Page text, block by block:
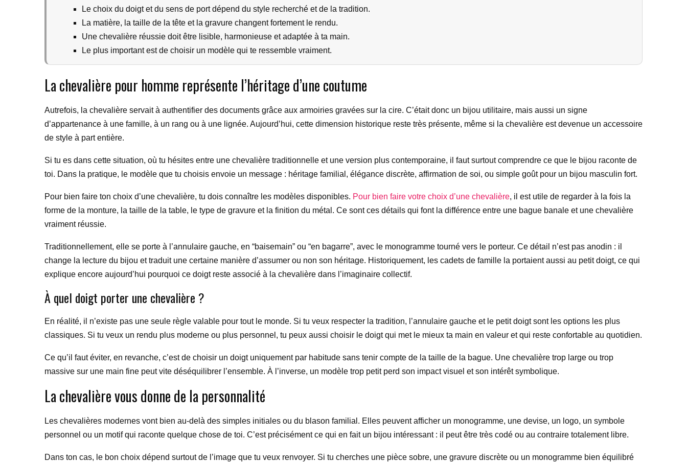
Le choix du doigt et du sens de port dépend du style recherché et de la tradition.
La matière, la taille de la tête et la gravure changent fortement le rendu.
Une chevalière réussie doit être lisible, harmonieuse et adaptée à ta main.
Le plus important est de choisir un modèle qui te ressemble vraiment.
La chevalière pour homme représente l’héritage d’une coutume
Autrefois, la chevalière servait à authentifier des documents grâce aux armoiries gravées sur la cire. C’était donc un bijou utilitaire, mais aussi un signe
d’appartenance à une famille, à un rang ou à une lignée. Aujourd’hui, cette dimension historique reste très présente, même si la chevalière est devenue un accessoire
de style à part entière.
Si tu es dans cette situation, où tu hésites entre une chevalière traditionnelle et une version plus contemporaine, il faut surtout comprendre ce que le bijou raconte de
toi. Dans la pratique, le modèle que tu choisis envoie un message : héritage familial, élégance discrète, affirmation de soi, ou simple goût pour un bijou masculin fort.
Pour bien faire ton choix d’une chevalière, tu dois connaître les modèles disponibles. Pour bien faire votre choix d’une chevalière, il est utile de regarder à la fois la
forme de la monture, la taille de la table, le type de gravure et la finition du métal. Ce sont ces détails qui font la différence entre une bague banale et une chevalière
vraiment réussie.
Traditionnellement, elle se porte à l’annulaire gauche, en “baisemain” ou “en bagarre”, avec le monogramme tourné vers le porteur. Ce détail n’est pas anodin : il
change la lecture du bijou et traduit une certaine manière d’assumer ou non son héritage. Historiquement, les cadets de famille la portaient aussi au petit doigt, ce qui
explique encore aujourd’hui pourquoi ce doigt reste associé à la chevalière dans l’imaginaire collectif.
À quel doigt porter une chevalière ?
En réalité, il n’existe pas une seule règle valable pour tout le monde. Si tu veux respecter la tradition, l’annulaire gauche et le petit doigt sont les options les plus
classiques. Si tu veux un rendu plus moderne ou plus personnel, tu peux aussi choisir le doigt qui met le mieux ta main en valeur et qui reste confortable au quotidien.
Ce qu’il faut éviter, en revanche, c’est de choisir un doigt uniquement par habitude sans tenir compte de la taille de la bague. Une chevalière trop large ou trop
massive sur une main fine peut vite déséquilibrer l’ensemble. À l’inverse, un modèle trop petit perd son impact visuel et son intérêt symbolique.
La chevalière vous donne de la personnalité
Les chevalières modernes vont bien au-delà des simples initiales ou du blason familial. Elles peuvent afficher un monogramme, une devise, un logo, un symbole
personnel ou un motif qui raconte quelque chose de toi. C’est précisément ce qui en fait un bijou intéressant : il peut être très codé ou au contraire totalement libre.
Dans ton cas, le bon choix dépend surtout de l’image que tu veux renvoyer. Si tu cherches une pièce sobre, une gravure discrète ou un monogramme bien équilibré